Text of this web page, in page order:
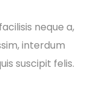
neque a,
interdum
suscipit felis.